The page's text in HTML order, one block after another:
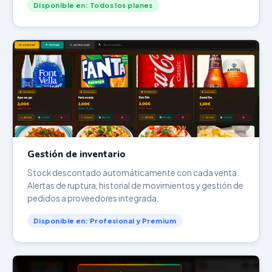
Disponible en: Todos los planes
Gestión de inventario
Stock descontado automáticamente con cada venta.
Alertas de ruptura, historial de movimientos y gestión de
pedidos a proveedores integrada.
Disponible en: Profesional y Premium